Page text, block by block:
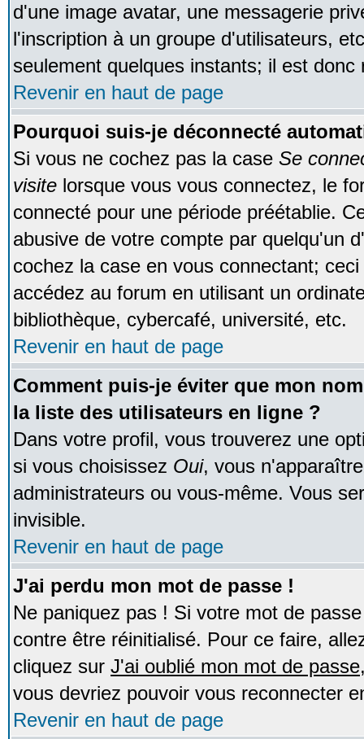
d'une image avatar, une messagerie
l'inscription à un groupe d'utilisateurs,
seulement quelques instants; il est
Revenir en haut de page
Pourquoi suis-je déconnecté
Si vous ne cochez pas la case Se
visite lorsque vous vous connectez, le
connecté pour une période préétablie.
abusive de votre compte par quelqu'un
cochez la case en vous connectant;
accédez au forum en utilisant un
bibliothèque, cybercafé, université, etc.
Revenir en haut de page
Comment puis-je éviter que mon
la liste des utilisateurs en ligne ?
Dans votre profil, vous trouverez une
si vous choisissez Oui, vous
administrateurs ou vous-même. Vous
invisible.
Revenir en haut de page
J'ai perdu mon mot de passe !
Ne paniquez pas ! Si votre mot de
contre être réinitialisé. Pour ce faire,
cliquez sur J'ai oublié mon mot de passe
vous devriez pouvoir vous reconnecter
Revenir en haut de page